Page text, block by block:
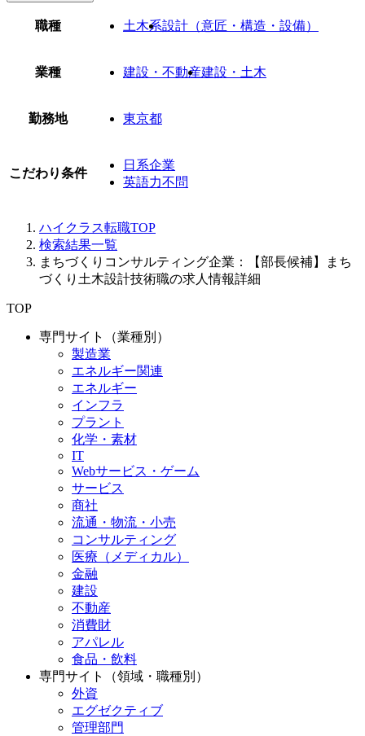
職種 土木系設計（意匠・構造・設備）
業種 建設・不動産建設・土木
勤務地 東京都
こだわり条件
日系企業
英語力不問
ハイクラス転職TOP
検索結果一覧
まちづくりコンサルティング企業：【部長候補】まち
づくり土木設計技術職の求人情報詳細
TOP
専門サイト（業種別）
製造業
エネルギー関連
エネルギー
インフラ
プラント
化学・素材
IT
Webサービス・ゲーム
サービス
商社
流通・物流・小売
コンサルティング
医療（メディカル）
金融
建設
不動産
消費財
アパレル
食品・飲料
専門サイト（領域・職種別）
外資
エグゼクティブ
管理部門